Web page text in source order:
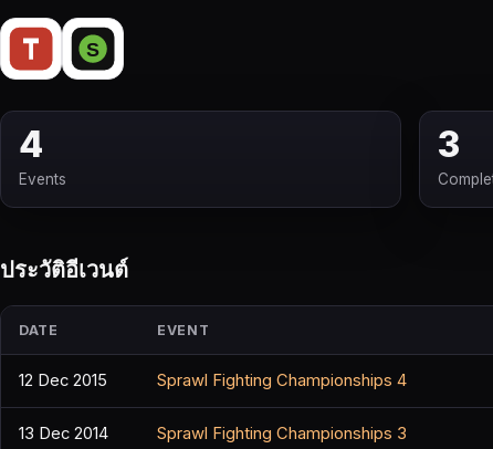
4
Events
3
ประวัติอีเวนต์
DATE EVENT
12 Dec 2015 Sprawl Fighting Championships 4
13 Dec 2014 Sprawl Fighting Championships 3